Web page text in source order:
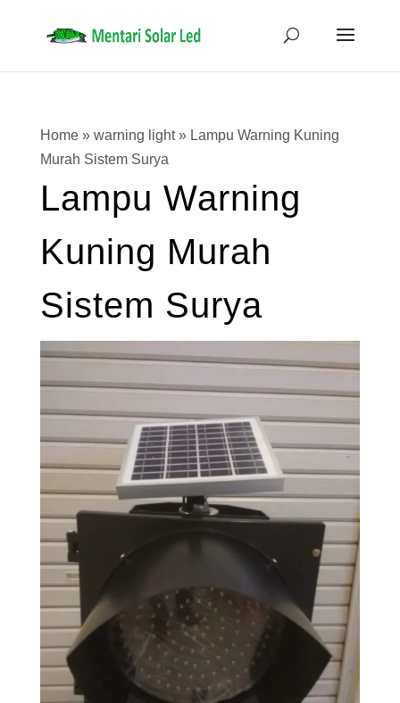
Home» warning light» Lampu Warning Kuning
Murah Sistem Surya
Lampu Warning
Kuning Murah
Sistem Surya